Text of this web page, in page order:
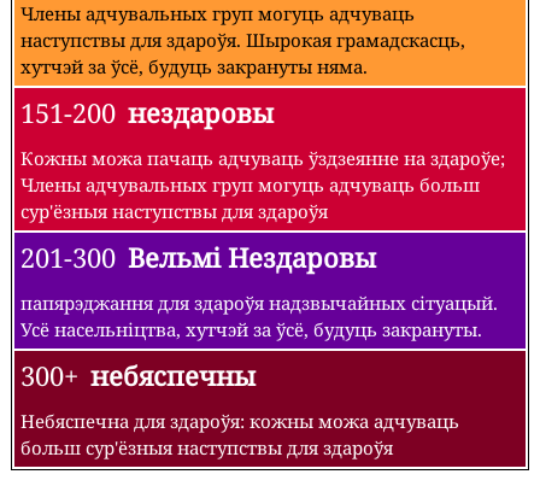
Члены адчувальных груп могуць адчуваць
наступствы для здароўя. Шырокая грамадскасць,
хутчэй за ўсё, будуць закрануты няма.
151-200 нездаровы
Кожны можа пачаць адчуваць ўздзеянне на здароўе;
Члены адчувальных груп могуць адчуваць больш
сур'ёзныя наступствы для здароўя
201-300 Вельмі Нездаровы
папярэджання для здароўя надзвычайных сітуацый.
Усё насельніцтва, хутчэй за ўсё, будуць закрануты.
300+ небяспечны
Небяспечна для здароўя: кожны можа адчуваць
больш сур'ёзныя наступствы для здароўя